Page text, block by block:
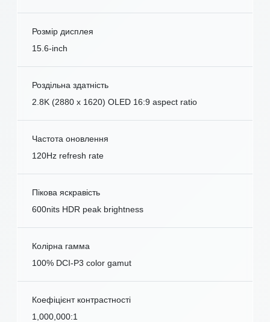
Розмір дисплея
15.6-inch
Роздільна здатність
2.8K (2880 x 1620) OLED 16:9 aspect ratio
Частота оновлення
120Hz refresh rate
Пікова яскравість
600nits HDR peak brightness
Колірна гамма
100% DCI-P3 color gamut
Коефіцієнт контрастності
1,000,000:1